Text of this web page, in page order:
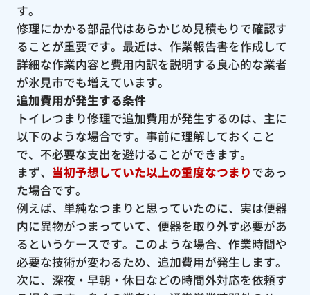
す。
修理にかかる部品代はあらかじめ見積もりで確認す
ることが重要です。最近は、作業報告書を作成して
詳細な作業内容と費用内訳を説明する良心的な業者
が氷見市でも増えています。
追加費用が発生する条件
トイレつまり修理で追加費用が発生するのは、主に
以下のような場合です。事前に理解しておくこと
で、不必要な支出を避けることができます。
まず、 当初予想していた以上の重度なつまりであっ
た場合です。
例えば、単純なつまりと思っていたのに、実は便器
内に異物がつまっていて、便器を取り外す必要があ
るというケースです。このような場合、作業時間や
必要な技術が変わるため、追加費用が発生します。
次に、深夜・早朝・休日などの時間外対応を依頼す